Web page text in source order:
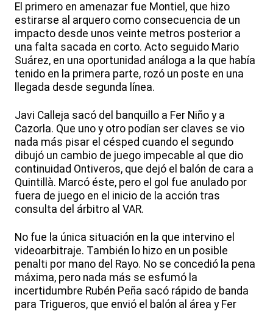
El primero en amenazar fue Montiel, que hizo
estirarse al arquero como consecuencia de un
impacto desde unos veinte metros posterior a
una falta sacada en corto. Acto seguido Mario
Suárez, en una oportunidad análoga a la que había
tenido en la primera parte, rozó un poste en una
llegada desde segunda línea.
Javi Calleja sacó del banquillo a Fer Niño y a
Cazorla. Que uno y otro podían ser claves se vio
nada más pisar el césped cuando el segundo
dibujó un cambio de juego impecable al que dio
continuidad Ontiveros, que dejó el balón de cara a
Quintillà. Marcó éste, pero el gol fue anulado por
fuera de juego en el inicio de la acción tras
consulta del árbitro al VAR.
No fue la única situación en la que intervino el
videoarbitraje. También lo hizo en un posible
penalti por mano del Rayo. No se concedió la pena
máxima, pero nada más se esfumó la
incertidumbre Rubén Peña sacó rápido de banda
para Trigueros, que envió el balón al área y Fer